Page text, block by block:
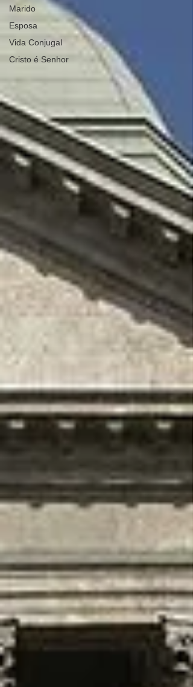
Marido
Esposa
Vida Conjugal
Cristo é Senhor